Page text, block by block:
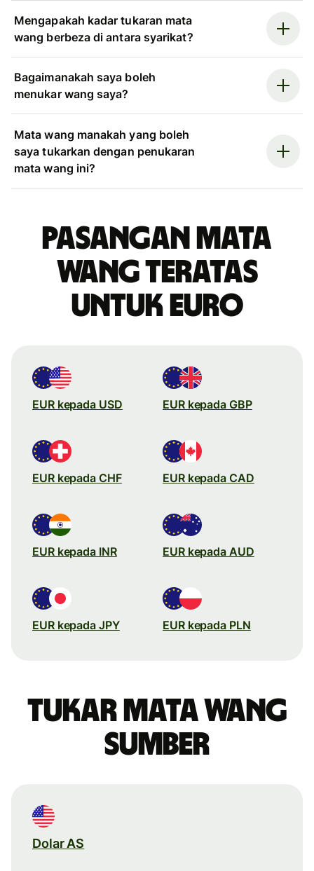
Mengapakah kadar tukaran mata
wang berbeza di antara syarikat?
Bagaimanakah saya boleh
menukar wang saya?
Mata wang manakah yang boleh
saya tukarkan dengan penukaran
mata wang ini?
Pasangan mata
wang teratas
untuk Euro
EUR kepada USD EUR kepada GBP
EUR kepada CHF EUR kepada CAD
EUR kepada INR EUR kepada AUD
EUR kepada JPY EUR kepada PLN
Tukar mata wang
sumber
Dolar AS